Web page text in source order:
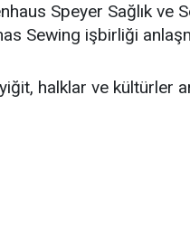
Speyer Sağlık ve
Sewing işbirliği
halklar ve kültürler